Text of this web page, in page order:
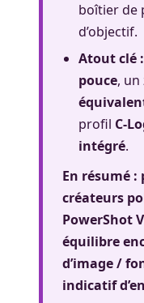
boîtier de
d’objectif.
Atout clé :
pouce, un
profil C-
intégré.
En résumé
créateurs
PowerShot
équilibre
d’image /
indicatif